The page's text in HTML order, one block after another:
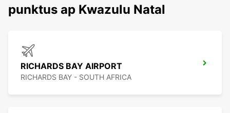
punktus ap Kwazulu Natal
RICHARDS BAY AIRPORT
RICHARDS BAY - SOUTH AFRICA